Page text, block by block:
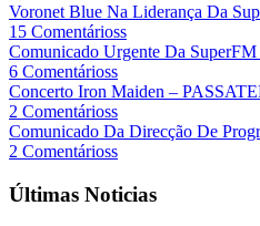
Voronet Blue Na Liderança Da
15 Comentárioss
Comunicado Urgente Da
6 Comentárioss
Concerto Iron Maiden –
2 Comentárioss
Comunicado Da Direcção De
2 Comentárioss
Últimas Noticias